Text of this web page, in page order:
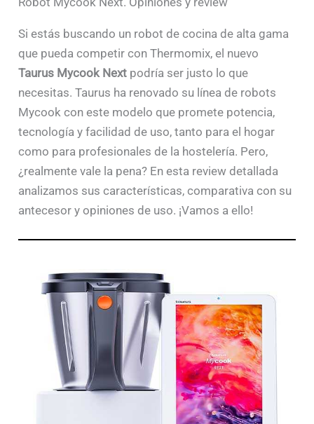
Si estás buscando un robot de cocina de alta gama
que pueda competir con Thermomix, el nuevo
Taurus Mycook Next podría ser justo lo que
necesitas. Taurus ha renovado su línea de robots
Mycook con este modelo que promete potencia,
tecnología y facilidad de uso, tanto para el hogar
como para profesionales de la hostelería. Pero,
¿realmente vale la pena? En esta review detallada
analizamos sus características, comparativa con su
antecesor y opiniones de uso. ¡Vamos a ello!